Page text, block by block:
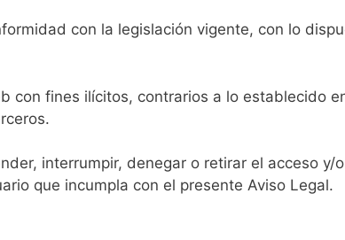
con la legislación vigente, con lo
con fines ilícitos, contrarios a lo establecido
interrumpir, denegar o retirar el acceso y/
que incumpla con el presente Aviso Legal.